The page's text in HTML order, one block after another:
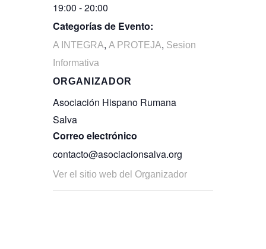
19:00 - 20:00
Categorías de Evento:
A INTEGRA, A PROTEJA, Sesion
Informativa
ORGANIZADOR
Asociación Hispano Rumana
Salva
Correo electrónico
contacto@asociacionsalva.org
Ver el sitio web del Organizador